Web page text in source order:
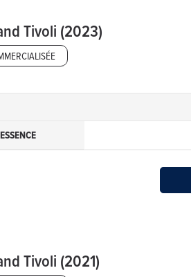
Tivoli (2023)
ESSENCE
Tivoli (2021)